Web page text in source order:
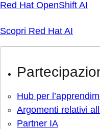
Red Hat OpenShift AI
Scopri Red Hat AI
Hub per
Argomenti relativi
Partner IA